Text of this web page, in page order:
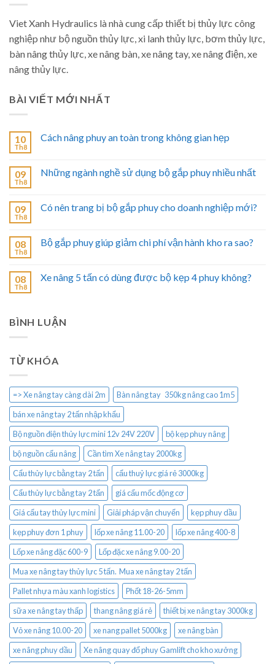
Viet Xanh Hydraulics là nhà cung cấp thiết bị thủy lực công
nghiệp như bộ nguồn thủy lực, xi lanh thủy lực, bơm thủy lực,
bàn nâng thủy lực, xe nâng bàn, xe nâng tay, xe nâng điện, xe
nâng thủy lực.
BÀI VIẾT MỚI NHẤT
10
Th8
Cách nâng phuy an toàn trong không gian hẹp
09
Th8
Những ngành nghề sử dụng bộ gắp phuy nhiều nhất
09
Th8
Có nên trang bị bộ gắp phuy cho doanh nghiệp mới?
08
Th8
Bộ gắp phuy giúp giảm chi phí vận hành kho ra sao?
08
Th8
Xe nâng 5 tấn có dùng được bộ kẹp 4 phuy không?
BÌNH LUẬN
TỪ KHÓA
=> Xe nâng tay càng dài 2m
Bàn nâng tay 350kg nâng cao 1m5
bán xe nâng tay 2 tấn nhập khẩu
Bộ nguồn điện thủy lực mini 12v 24V 220V
bộ kẹp phuy nâng
bộ nguồn cẩu nâng
Cần tìm Xe nâng tay 2000kg
Cẩu thủy lực bằng tay 2 tấn
cẩu thuỷ lực giá rẻ 3000kg
Cẩu thủy lực bằng tay 2 tấn
giá cẩu mốc động cơ
Giá cẩu tay thủy lực mini
Giải pháp vận chuyển
kẹp phuy dầu
kẹp phuy đơn 1 phuy
lốp xe nâng 11.00-20
lốp xe nâng 400-8
Lốp xe nâng đặc 600-9
Lốp đặc xe nâng 9.00-20
Mua xe nâng tay thủy lực 5 tấn. Mua xe nâng tay 2 tấn
Pallet nhựa màu xanh logistics
Phốt 18-26-5mm
sữa xe nâng tay thấp
thang nâng giá rẻ
thiết bị xe nâng tay 3000kg
Vỏ xe nâng 10.00-20
xe nang pallet 5000kg
xe nâng bàn
xe nâng phuy dầu
Xe nâng quay đổ phuy Gamlift cho kho xưởng